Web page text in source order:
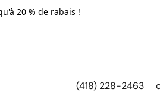
20 % de rabais !
(418) 228-2463